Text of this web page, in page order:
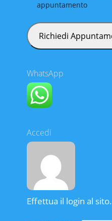
appuntamento
WhatsApp
Accedi
Effettua il login al sito.